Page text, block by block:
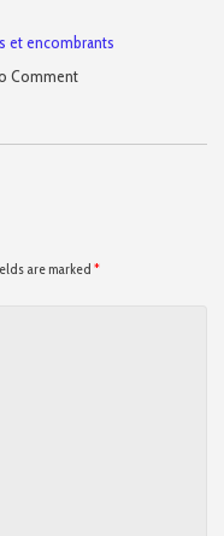
et encombrants
Comment
are marked *